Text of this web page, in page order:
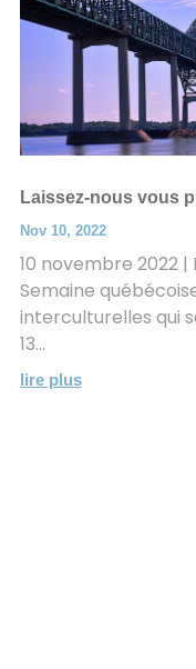
Laissez-nous vous
Nov 10, 2022
10 novembre 2022
Semaine
interculturelles qui
13...
lire plus